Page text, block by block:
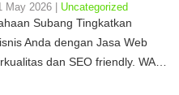
May 2026 | Uncategorized
Subang Tingkatkan
Anda dengan Jasa Web
dan SEO friendly. WA…